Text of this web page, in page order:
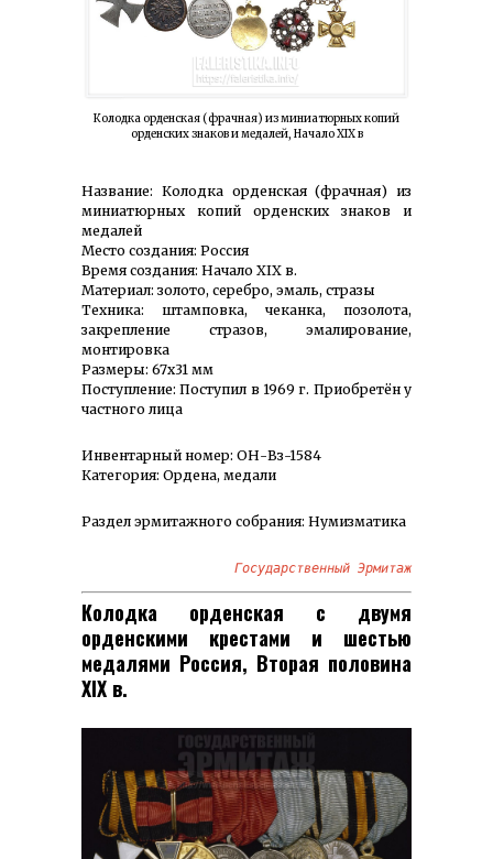
Колодка орденская (фрачная) из миниатюрных копий
орденских знаков и медалей, Начало XIX в
Название: Колодка орденская (фрачная) из
миниатюрных копий орденских знаков и
медалей
Место создания: Россия
Время создания: Начало XIX в.
Материал: золото, серебро, эмаль, стразы
Техника: штамповка, чеканка, позолота,
закрепление стразов, эмалирование,
монтировка
Размеры: 67х31 мм
Поступление: Поступил в 1969 г. Приобретён у
частного лица
Инвентарный номер: ОН-Вз-1584
Категория: Ордена, медали
Раздел эрмитажного собрания: Нумизматика
Государственный Эрмитаж
Колодка орденская с двумя
орденскими крестами и шестью
медалями Россия, Вторая половина
XIX в.